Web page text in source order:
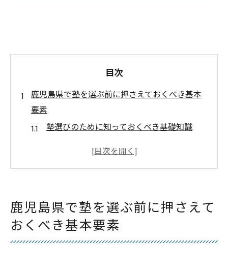
目次
鹿児島県で塾を選ぶ前に押さえておくべき基本
要素
塾選びのために知っておくべき基礎知識
鹿児島県の教育環境と塾の役割
評判の良い塾を見極めるポイント
自分に合った鹿児島県の塾を見つけるための重
要なステップ
鹿児島県で塾を選ぶ前に押さえて
おくべき基本要素